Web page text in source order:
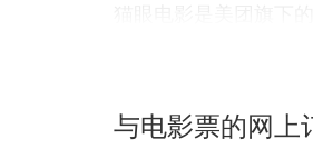
猫眼电影是集影片
大众点评是第三方消
与电影票的网上